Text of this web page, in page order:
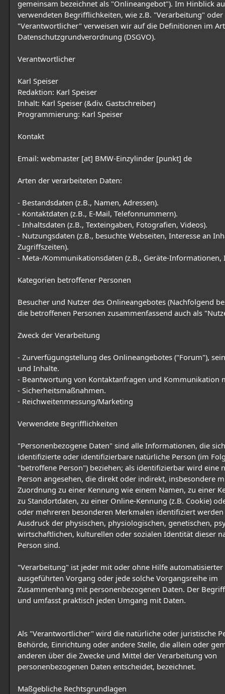
gemeinsam bezeichnet als "Onlineangebot"). Im Hinblick
verwendeten Begrifflichkeiten, wie z.B. "Verarbeitung" oder
"Verantwortlicher" verweisen wir auf die Definitionen im
Datenschutzgrundverordnung (DSGVO).
Verantwortlicher
Karl Speiser
Redaktion: Karl Speiser
Inhalt: Karl Speiser (&div. Gastschreiber)
Programmierung: Karl Speiser
Kontakt
Email: webmaster [at] BMW-Einzylinder [punkt] de
Arten der verarbeiteten Daten:
- Bestandsdaten (z.B., Namen, Adressen).
- Kontaktdaten (z.B., E-Mail, Telefonnummern).
- Inhaltsdaten (z.B., Texteingaben, Fotografien, Videos).
- Nutzungsdaten (z.B., besuchte Webseiten, Interesse an
Zugriffszeiten).
- Meta-/Kommunikationsdaten (z.B., Geräte-Informationen,
Kategorien betroffener Personen
Besucher und Nutzer des Onlineangebotes (Nachfolgend
die betroffenen Personen zusammenfassend auch als
Zweck der Verarbeitung
- Zurverfügungstellung des Onlineangebotes ("Forum"),
und Inhalte.
- Beantwortung von Kontaktanfragen und Kommunikation
- Sicherheitsmaßnahmen.
- Reichweitenmessung/Marketing
Verwendete Begrifflichkeiten
"Personenbezogene Daten" sind alle Informationen, die
identifizierte oder identifizierbare natürliche Person (im
"betroffene Person") beziehen; als identifizierbar wird eine
Person angesehen, die direkt oder indirekt, insbesondere
Zuordnung zu einer Kennung wie einem Namen, zu einer
zu Standortdaten, zu einer Online-Kennung (z.B. Cookie)
oder mehreren besonderen Merkmalen identifiziert
Ausdruck der physischen, physiologischen, genetischen,
wirtschaftlichen, kulturellen oder sozialen Identität dieser
Person sind.
"Verarbeitung" ist jeder mit oder ohne Hilfe automatisierter
ausgeführten Vorgang oder jede solche Vorgangsreihe im
Zusammenhang mit personenbezogenen Daten. Der
und umfasst praktisch jeden Umgang mit Daten.
Als "Verantwortlicher" wird die natürliche oder juristische
Behörde, Einrichtung oder andere Stelle, die allein oder
anderen über die Zwecke und Mittel der Verarbeitung von
personenbezogenen Daten entscheidet, bezeichnet.
Maßgebliche Rechtsgrundlagen